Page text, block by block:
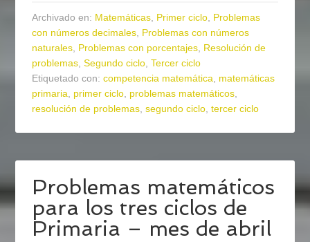
Archivado en: Matemáticas, Primer ciclo, Problemas
con números decimales, Problemas con números
naturales, Problemas con porcentajes, Resolución de
problemas,Segundo ciclo,Tercer ciclo
Etiquetado con:competencia matemática, matemáticas
primaria, primer ciclo, problemas matemáticos,
resolución de problemas,segundo ciclo,tercer ciclo
Problemas matemáticos
para los tres ciclos de
Primaria – mes de abril